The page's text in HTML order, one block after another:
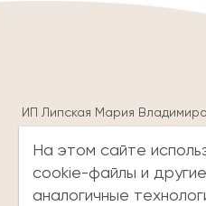
ИП Липская Мария
ИНН
тел:8-916-745-
E-mail:
На этом сайте
cookie-файлы и другие
аналогичные